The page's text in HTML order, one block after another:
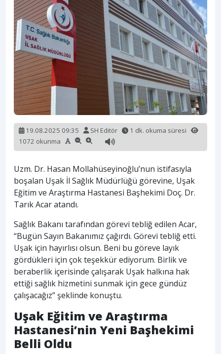
19.08.2025 09:35 SH Editör
1 dk. okuma süresi
1072 okunma
Uzm. Dr. Hasan Mollahüseyinoğlu’nun istifasıyla
boşalan Uşak İl Sağlık Müdürlüğü görevine, Uşak
Eğitim ve Araştırma Hastanesi Başhekimi Doç. Dr.
Tarık Acar atandı.
Sağlık Bakanı tarafından görevi tebliğ edilen Acar,
“Bugün Sayın Bakanımız çağırdı. Görevi tebliğ etti.
Uşak için hayırlısı olsun. Beni bu göreve layık
gördükleri için çok teşekkür ediyorum. Birlik ve
beraberlik içerisinde çalışarak Uşak halkına hak
ettiği sağlık hizmetini sunmak için gece gündüz
çalışacağız” şeklinde konuştu.
Uşak Eğitim ve Araştırma
Hastanesi’nin Yeni Başhekimi
Belli Oldu